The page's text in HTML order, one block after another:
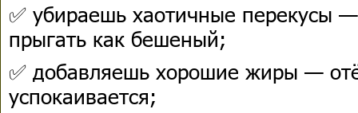
✅ убираешь хаотичные перекусы
прыгать как бешеный;
✅ добавляешь хорошие жиры —
успокаивается;